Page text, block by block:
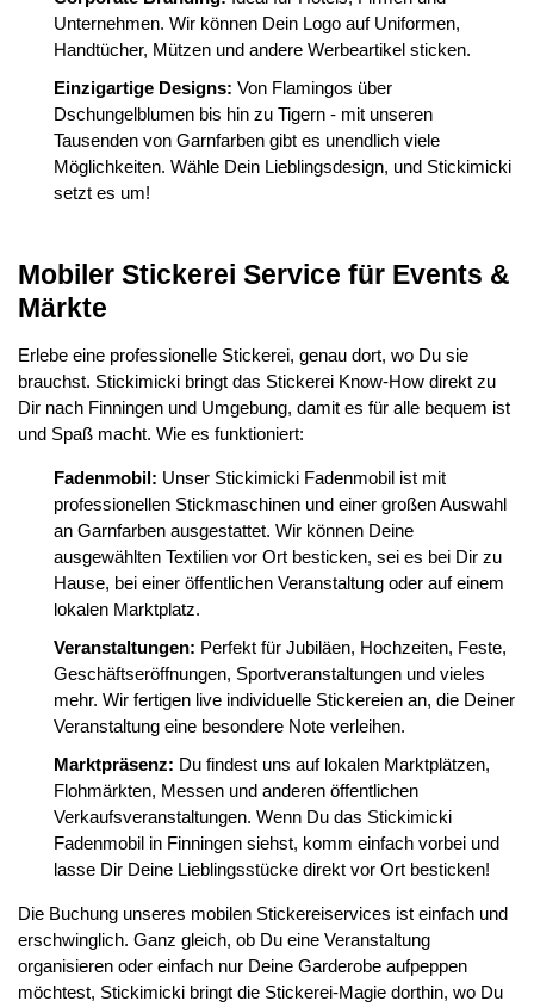
Unternehmen. Wir können Dein Logo auf Uniformen,
Handtücher, Mützen und andere Werbeartikel sticken.
Einzigartige Designs: Von Flamingos über
Dschungelblumen bis hin zu Tigern - mit unseren
Tausenden von Garnfarben gibt es unendlich viele
Möglichkeiten. Wähle Dein Lieblingsdesign, und Stickimicki
setzt es um!
Mobiler Stickerei Service für Events &
Märkte
Erlebe eine professionelle Stickerei, genau dort, wo Du sie
brauchst. Stickimicki bringt das Stickerei Know-How direkt zu
Dir nach Finningen und Umgebung, damit es für alle bequem ist
und Spaß macht. Wie es funktioniert:
Fadenmobil: Unser Stickimicki Fadenmobil ist mit
professionellen Stickmaschinen und einer großen Auswahl
an Garnfarben ausgestattet. Wir können Deine
ausgewählten Textilien vor Ort besticken, sei es bei Dir zu
Hause, bei einer öffentlichen Veranstaltung oder auf einem
lokalen Marktplatz.
Veranstaltungen: Perfekt für Jubiläen, Hochzeiten, Feste,
Geschäftseröffnungen, Sportveranstaltungen und vieles
mehr. Wir fertigen live individuelle Stickereien an, die Deiner
Veranstaltung eine besondere Note verleihen.
Marktpräsenz: Du findest uns auf lokalen Marktplätzen,
Flohmärkten, Messen und anderen öffentlichen
Verkaufsveranstaltungen. Wenn Du das Stickimicki
Fadenmobil in Finningen siehst, komm einfach vorbei und
lasse Dir Deine Lieblingsstücke direkt vor Ort besticken!
Die Buchung unseres mobilen Stickereiservices ist einfach und
erschwinglich. Ganz gleich, ob Du eine Veranstaltung
organisieren oder einfach nur Deine Garderobe aufpeppen
möchtest, Stickimicki bringt die Stickerei-Magie dorthin, wo Du